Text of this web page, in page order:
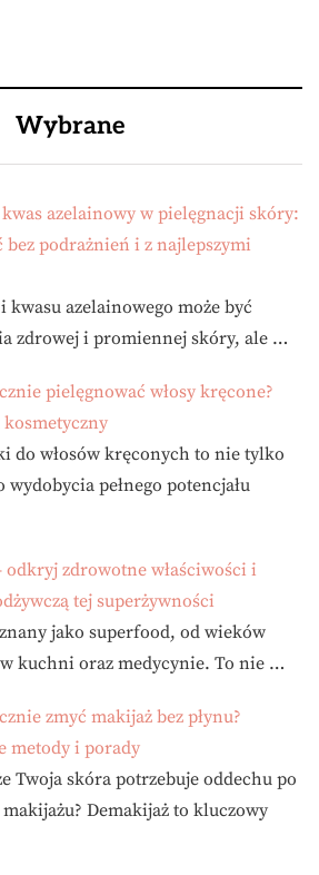
Wybrane
azelainowy w pielęgnacji skóry:
bez podrażnień i z najlepszymi
azelainowego może być
zdrowej i promiennej skóry, ale …
pielęgnować włosy kręcone?
do włosów kręconych to nie tylko
pełnego potencjału
odkryj zdrowotne właściwości i
tej superżywności
jako superfood, od wieków
kuchni oraz medycynie. To nie …
zmyć makijaż bez płynu?
metody i porady
Twoja skóra potrzebuje oddechu po
Demakijaż to kluczowy